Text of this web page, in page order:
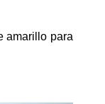
amarillo para